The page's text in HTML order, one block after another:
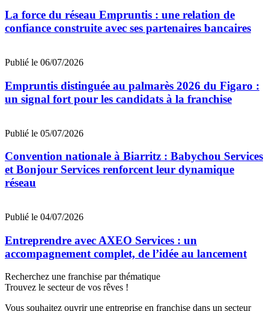
La force du réseau Empruntis : une relation de
confiance construite avec ses partenaires bancaires
Publié le 06/07/2026
Empruntis distinguée au palmarès 2026 du Figaro :
un signal fort pour les candidats à la franchise
Publié le 05/07/2026
Convention nationale à Biarritz : Babychou Services
et Bonjour Services renforcent leur dynamique
réseau
Publié le 04/07/2026
Entreprendre avec AXEO Services : un
accompagnement complet, de l’idée au lancement
Recherchez une franchise par thématique
Trouvez le secteur de vos rêves !
Vous souhaitez ouvrir une entreprise en franchise dans un secteur